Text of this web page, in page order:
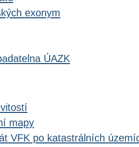
exonym
ÚAZK
mapy
VFK po katastrálních